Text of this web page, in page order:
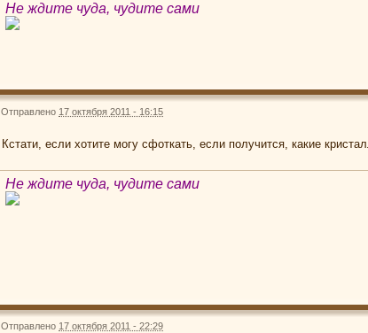
Не ждите чуда, чудите сами
Отправлено 17 октября 2011 - 16:15
Кстати, если хотите могу сфоткать, если получится, какие
Не ждите чуда, чудите сами
Отправлено 17 октября 2011 - 22:29